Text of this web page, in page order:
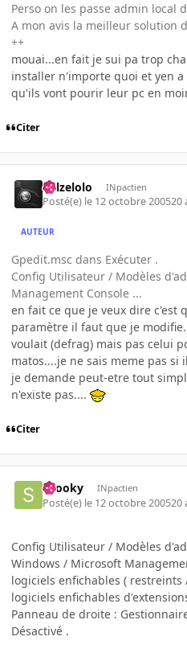
Perso on les passe admin local
A mon avis la meilleur solution
++
mouai...en fait je sui pa trop
installer n'importe quoi et yen
qu'ils vont pourir leur pc en
Citer
killzelolo INpactien
Posté(e) le 12 octobre 200520
AUTEUR
Gpedit.msc dans Exécuter .
Config Utilisateur / Modèles
Management Console ...
en fait ce que je veux dire c'est
paramètre il faut que je
voulait (defrag) mais pas celui
matos....je ne sais meme pas si
je demande peut-etre tout
n'existe pas....
Citer
snooky INpactien
Posté(e) le 12 octobre 200520
Config Utilisateur / Modèles
Windows / Microsoft
logiciels enfichables ( restreints
logiciels enfichables
Panneau de droite :
Désactivé .